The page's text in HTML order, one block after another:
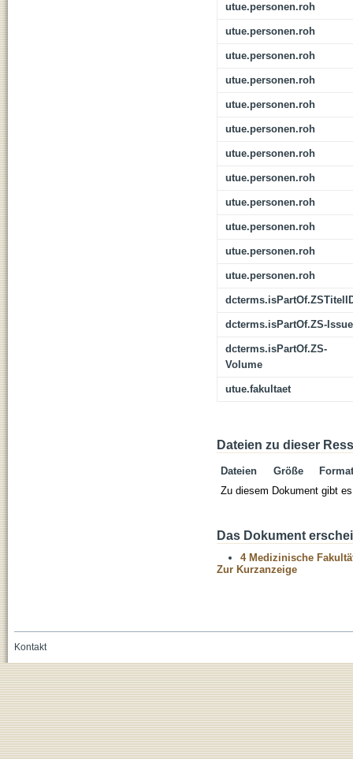
utue.personen.roh
utue.personen.roh
utue.personen.roh
utue.personen.roh
utue.personen.roh
utue.personen.roh
utue.personen.roh
utue.personen.roh
utue.personen.roh
utue.personen.roh
utue.personen.roh
utue.personen.roh
dcterms.isPartOf.ZS-Issue
dcterms.isPartOf.ZS-
Volume
utue.fakultaet
Dateien zu dieser
Dateien Größe
Format
Zu diesem Dokument gibt
Das Dokument
4 Medizinische
Zur Kurzanzeige
Kontakt